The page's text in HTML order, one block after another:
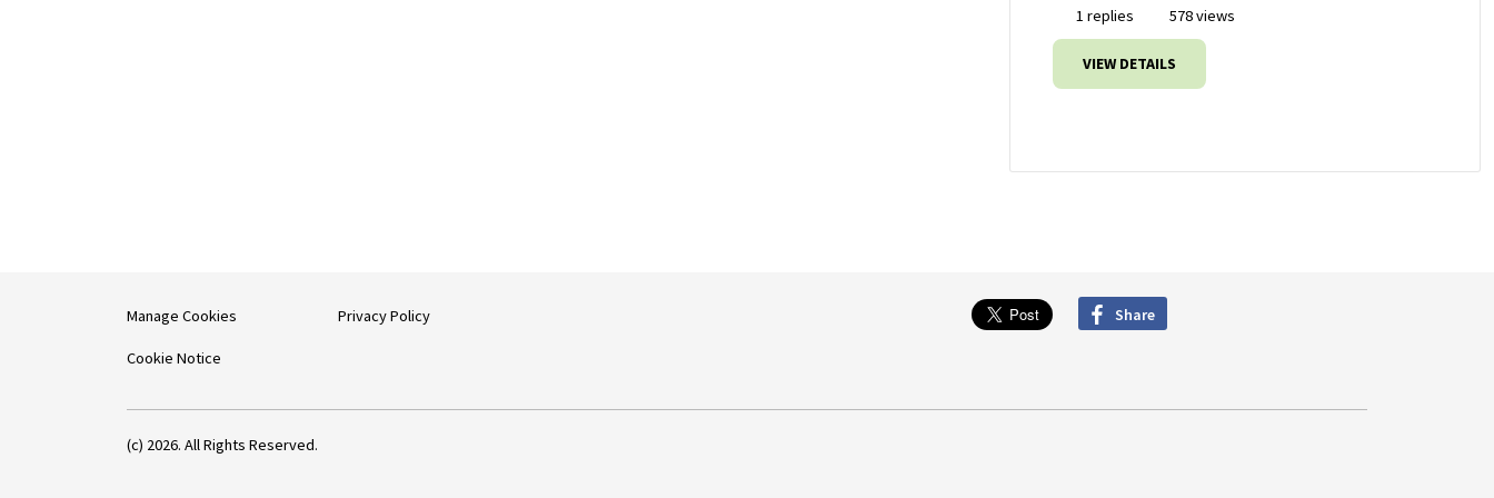
1 replies 578 views
VIEW DETAILS
Manage Cookies
Cookie Notice
Privacy Policy Share
(c) 2026. All Rights Reserved.